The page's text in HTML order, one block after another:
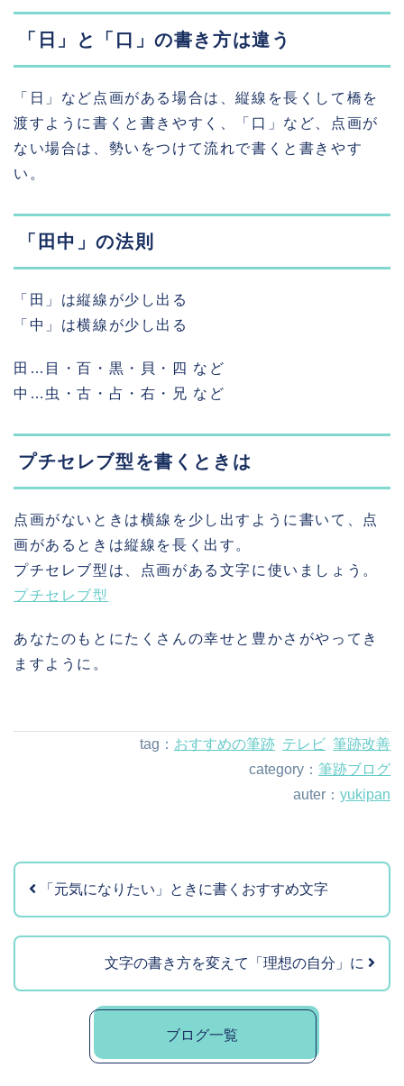
「日」と「口」の書き方は違う
「日」など点画がある場合は、縦線を長くして橋を
渡すように書くと書きやすく、「口」など、点画が
ない場合は、勢いをつけて流れで書くと書きやす
い。
「田中」の法則
「田」は縦線が少し出る
「中」は横線が少し出る
田…目・百・黒・貝・四 など
中…虫・古・占・右・兄 など
プチセレブ型を書くときは
点画がないときは横線を少し出すように書いて、点
画があるときは縦線を長く出す。
プチセレブ型は、点画がある文字に使いましょう。
プチセレブ型
あなたのもとにたくさんの幸せと豊かさがやってき
ますように。
tag： おすすめの筆跡 テレビ 筆跡改善
筆跡ブログ
auter： yukipan
「元気になりたい」ときに書くおすすめ文字
文字の書き方を変えて「理想の自分」に
ブログ一覧